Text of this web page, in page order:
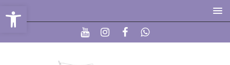
Abrir a barra de ferramentas